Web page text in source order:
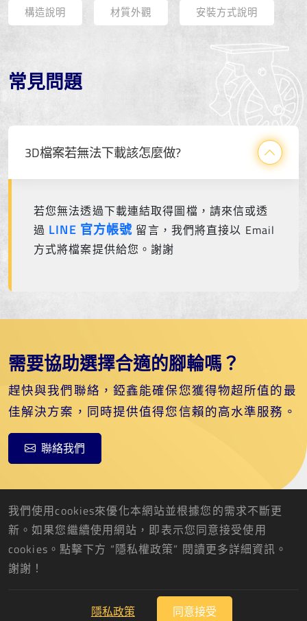
構造說明 材質外觀 安裝方式說明
常見問題
3D檔案若無法下載該怎麼做?
若您無法透過下載連結取得圖檔，請來信或透
過 LINE 官方帳號 留言，我們將直接以 Email
方式將檔案提供給您。謝謝
需要協助選擇合適的腳輪嗎？
趕快與我們聯絡，錏鑫能確保您獲得物超所值的最
佳解決方案，同時提供值得您信賴的高水準服務。
聯絡我們
錏鑫企業股份有限公司
2026 © 錏鑫企業股份有限公司 版權所有.
by Lets MediaEZB2B
我們使用cookies來優化本網站並根據您的需求不斷更
新。如果您繼續使用網站，即表示您同意接受使用
cookies。點擊下方 “隱私權政策” 閱讀更多詳細資訊。
謝謝！
隱私政策 同意接受